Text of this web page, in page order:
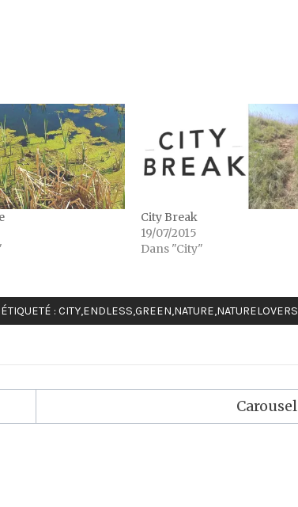
City Break
19/07/2015
Dans "City"
ÉTIQUETÉ : CITY,ENDLESS,GREEN,NATURE,NATURELOVERS
Carousel